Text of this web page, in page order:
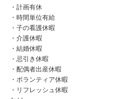
・計画有休
・時間単位有給
・子の看護休暇
・介護休暇
・結婚休暇
・忌引き休暇
・配偶者出産休暇
・ボランティア休暇
・リフレッシュ休暇